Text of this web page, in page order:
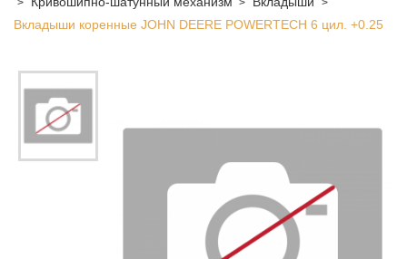
Вкладыши коренные JOHN DEERE POWERTECH 6 цил. +0.25